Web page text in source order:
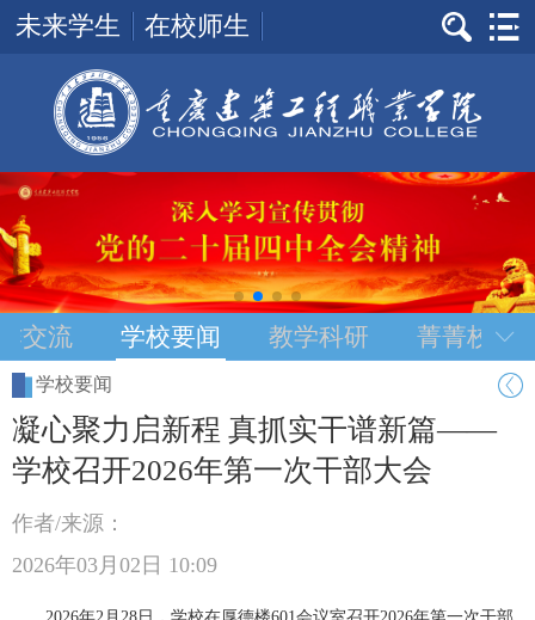
未来学生 在校师生
交流 学校要闻 教学科研 菁菁校园
学校要闻
凝心聚力启新程 真抓实干谱新篇——
学校召开2026年第一次干部大会
作者/来源：
2026年03月02日 10:09